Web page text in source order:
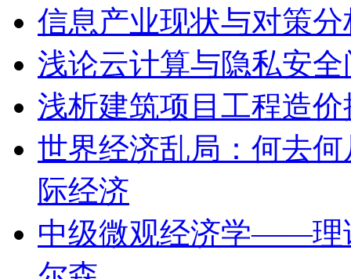
信息产业现状与对策
浅论云计算与隐私安
浅析建筑项目工程造
世界经济乱局：何去
际经济
中级微观经济学——理